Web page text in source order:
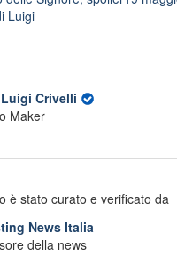
Luigi
Crivelli
Maker
è stato curato e verificato da
News Italia
della news